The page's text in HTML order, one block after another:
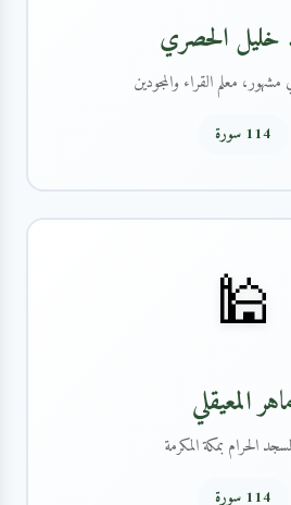
خليل الحصري
معلم القراء والمجودين
114 سورة
🕌
المعيقلي
الحرام بمكة المكرمة
114 سورة